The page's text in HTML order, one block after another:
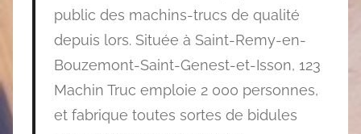
public des machins-trucs de qualité
depuis lors. Située à Saint-Remy-en-
Bouzemont-Saint-Genest-et-Isson, 123
Machin Truc emploie 2 000 personnes,
et fabrique toutes sortes de bidules